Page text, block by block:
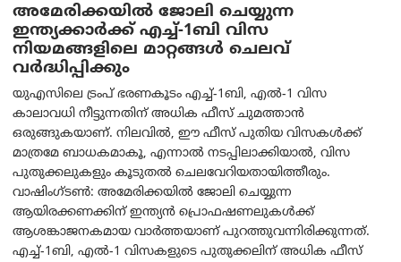
അമേരിക്കയില്‍ ജോലി ചെയ്യുന്ന
ഇന്ത്യക്കാർക്ക് എച്ച്-1ബി വിസ
നിയമങ്ങളിലെ മാറ്റങ്ങൾ ചെലവ്
വർദ്ധിപ്പിക്കും
യുഎസിലെ ട്രംപ് ഭരണകൂടം എച്ച്-1ബി, എൽ-1 വിസ
കാലാവധി നീട്ടുന്നതിന് അധിക ഫീസ് ചുമത്താൻ
ഒരുങ്ങുകയാണ്. നിലവിൽ, ഈ ഫീസ് പുതിയ വിസകൾക്ക്
മാത്രമേ ബാധകമാകൂ, എന്നാൽ നടപ്പിലാക്കിയാൽ, വിസ
പുതുക്കലുകളും കൂടുതൽ ചെലവേറിയതായിത്തീരും.
വാഷിംഗ്ടണ്‍: അമേരിക്കയില്‍ ജോലി ചെയ്യുന്ന
ആയിരക്കണക്കിന് ഇന്ത്യൻ പ്രൊഫഷണലുകൾക്ക്
ആശങ്കാജനകമായ വാർത്തയാണ് പുറത്തുവന്നിരിക്കുന്നത്.
എച്ച്-1ബി, എൽ-1 വിസകളുടെ പുതുക്കലിന് അധിക ഫീസ്